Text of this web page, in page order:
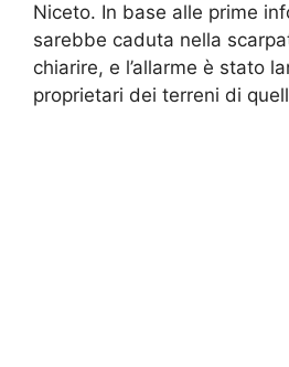
Niceto. In base alle prime
sarebbe caduta nella
chiarire, e l’allarme è stato
proprietari dei terreni di